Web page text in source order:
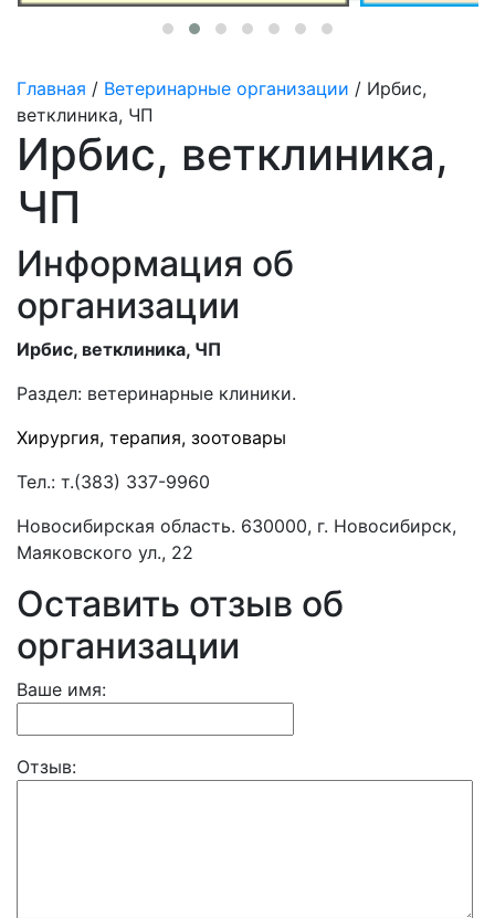
Главная / Ветеринарные организации / Ирбис,
ветклиника, ЧП
Ирбис, ветклиника,
ЧП
Информация об
организации
Ирбис, ветклиника, ЧП
Раздел: ветеринарные клиники.
Хирургия, терапия, зоотовары
Тел.: т.(383) 337-9960
Новосибирская область. 630000, г. Новосибирск,
Маяковского ул., 22
Оставить отзыв об
организации
Ваше имя:
Отзыв: